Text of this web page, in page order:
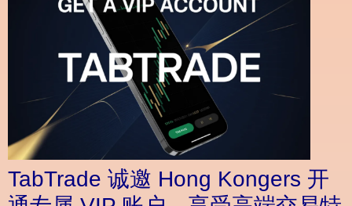
TabTrade 诚邀 Hong Kongers 开